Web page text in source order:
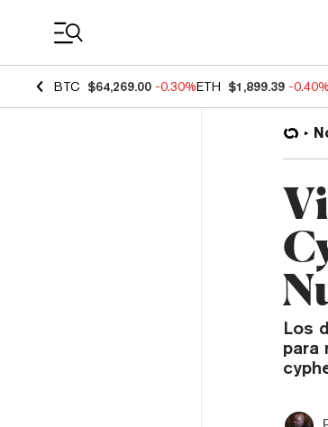
BTC $64,269.00 -0.30%ETH $1,899.39 -0.40%
Los
para